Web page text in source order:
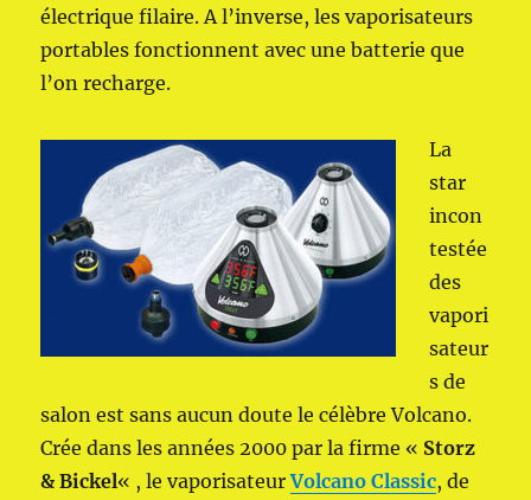
électrique filaire. A l’inverse, les vaporisateurs
portables fonctionnent avec une batterie que
l’on recharge.
La
star
incon
testée
des
vapori
sateur
s de
salon est sans aucun doute le célèbre Volcano.
Crée dans les années 2000 par la firme « Storz
& Bickel« , le vaporisateurVolcano Classic, de